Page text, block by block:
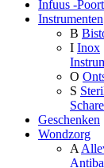
Infuus -
Instrumenten
B
I Inox
O
S
Geschenken
Wondzorg
A